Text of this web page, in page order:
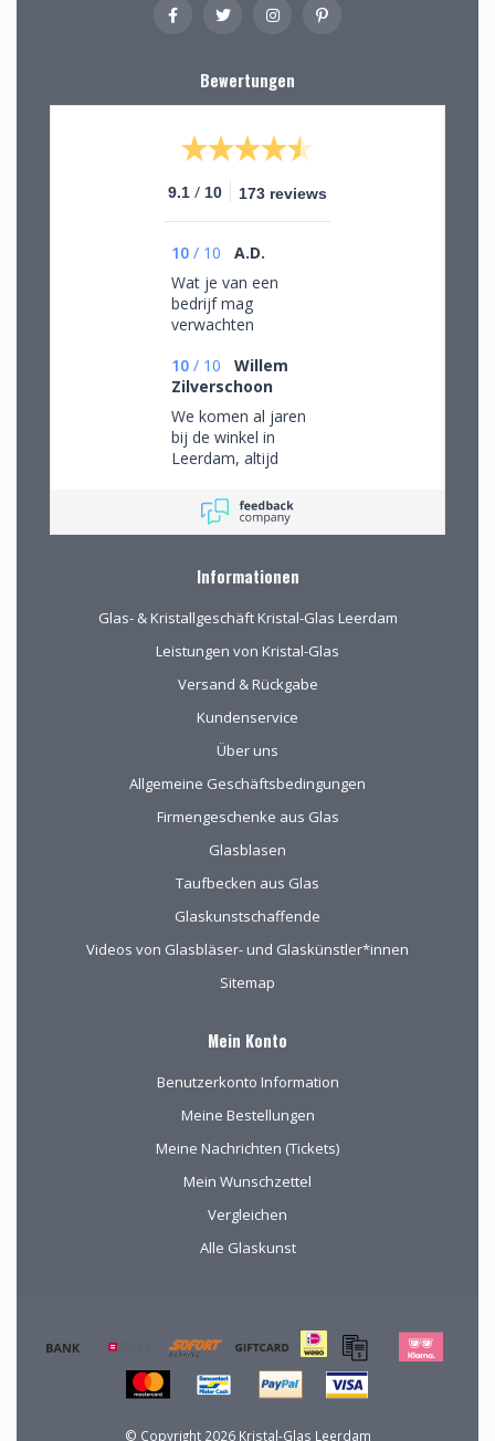
Bewertungen
9.1 / 10 173 reviews
10 / 10
A.D.
Wat je van een
bedrijf mag
verwachten
10 / 10
Willem
Zilverschoon
We komen al jaren
bij de winkel in
Leerdam, altijd
waar we een aantal
van gekocht hebben.
Na onze verhuizing
het eerst via de site
geeft prima
informatie, de
verzending van het
kwetsbare glas is
Informationen
Glas- & Kristallgeschäft Kristal-Glas Leerdam
Leistungen von Kristal-Glas
Versand & Rückgabe
Kundenservice
Über uns
Allgemeine Geschäftsbedingungen
Firmengeschenke aus Glas
Glasblasen
Taufbecken aus Glas
Glaskunstschaffende
Videos von Glasbläser- und Glaskünstler*innen
Sitemap
Mein Konto
Benutzerkonto Information
Meine Bestellungen
Meine Nachrichten (Tickets)
Mein Wunschzettel
Vergleichen
Alle Glaskunst
© Copyright 2026 Kristal-Glas Leerdam